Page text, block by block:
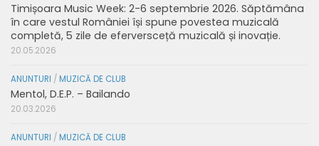
Timișoara Music Week: 2-6 septembrie 2026. Săptămâna
în care vestul României își spune povestea muzicală
completă, 5 zile de eferversceță muzicală și inovație.
20.05.2026
ANUNTURI / MUZICĂ DE CLUB
Mentol, D.E.P. – Bailando
20.03.2026
ANUNTURI / MUZICĂ DE CLUB